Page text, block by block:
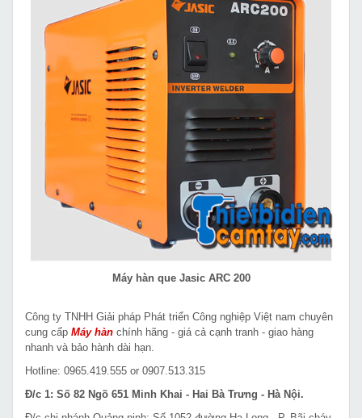
Máy hàn que Jasic ARC 200
Công ty TNHH Giải pháp Phát triển Công nghiệp Việt nam chuyên
cung cấp Máy hàn chính hãng - giá cả cạnh tranh - giao hàng
nhanh và bảo hành dài hạn.
Hotline: 0965.419.555 or 0907.513.315
Đ/c 1: Số 82 Ngõ 651 Minh Khai - Hai Bà Trưng - Hà Nội.